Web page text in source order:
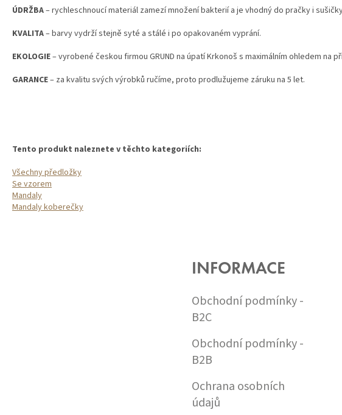
ÚDRŽBA– rychleschnoucí materiál zamezí množení bakterií a je vhodný do pračky i
KVALITA– barvy vydrží stejně syté a stálé i po opakovaném vyprání.
EKOLOGIE– vyrobené českou firmou GRUND na úpatí Krkonoš s maximálním ohledem na
GARANCE– za kvalitu svých výrobků ručíme, proto prodlužujeme záruku na 5 let.
Tento produkt naleznete v těchto kategoriích:
Všechny předložky
Se vzorem
Mandaly
Mandaly koberečky
INFORMACE
Obchodní podmínky -
B2C
Obchodní podmínky -
B2B
Ochrana osobních
údajů